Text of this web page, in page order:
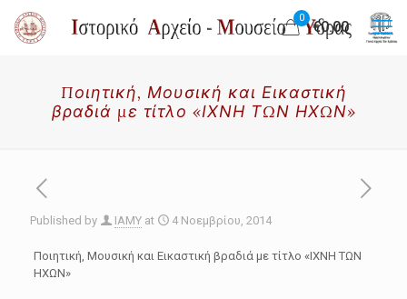
0
€0.00
Ποιητική, Μουσική και Εικαστική
βραδιά με τίτλο «ΙΧΝΗ ΤΩΝ ΗΧΩΝ»
Published by IAMY at 4 Νοεμβρίου, 2014
Ποιητική, Μουσική και Εικαστική βραδιά με τίτλο «ΙΧΝΗ ΤΩΝ
ΗΧΩΝ»